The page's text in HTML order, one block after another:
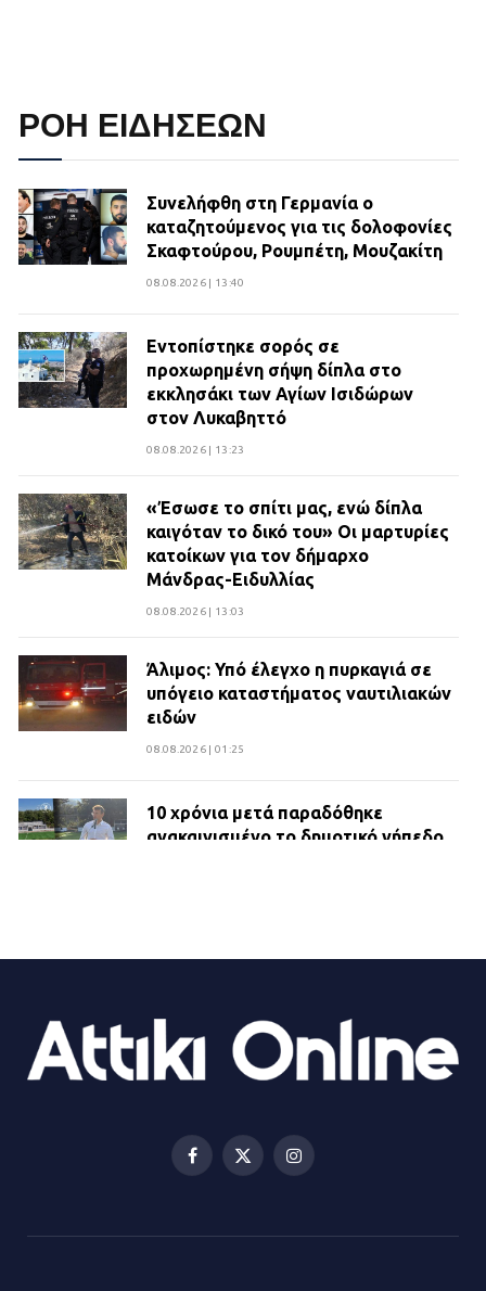
ΡΟΗ ΕΙΔΗΣΕΩΝ
Συνελήφθη στη Γερμανία ο
καταζητούμενος για τις δολοφονίες
Σκαφτούρου, Ρουμπέτη, Μουζακίτη
08.08.2026 | 13:40
Εντοπίστηκε σορός σε
προχωρημένη σήψη δίπλα στο
εκκλησάκι των Αγίων Ισιδώρων
στον Λυκαβηττό
08.08.2026 | 13:23
«Έσωσε το σπίτι μας, ενώ δίπλα
καιγόταν το δικό του» Οι μαρτυρίες
κατοίκων για τον δήμαρχο
Μάνδρας-Ειδυλλίας
08.08.2026 | 13:03
Άλιμος: Υπό έλεγχο η πυρκαγιά σε
υπόγειο καταστήματος ναυτιλιακών
ειδών
08.08.2026 | 01:25
10 χρόνια μετά παραδόθηκε
ανακαινισμένο το δημοτικό γήπεδο
ΔΗΜΟΣ ΜΑΝΔΡΑΣ ΕΙΔΥΛΛΙΑΣ:
23.07.2026 | 14:58
Πολυχώρο ΙΡΙΣ
21.07.2026 | 14:01
Πώς έγινε η επίθεση στους δύο
Facebook
X
Instagram